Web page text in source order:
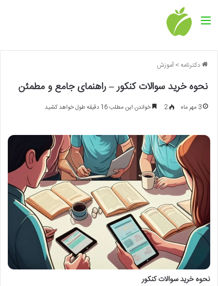
منو
دکترنامه >آموزش
نحوه خرید سوالات کنکور – راهنمای جامع و مطمئن
3 مهر ماه 2 خواندن این مطلب 16 دقیقه طول خواهد کشید
نحوه خرید سوالات کنکور